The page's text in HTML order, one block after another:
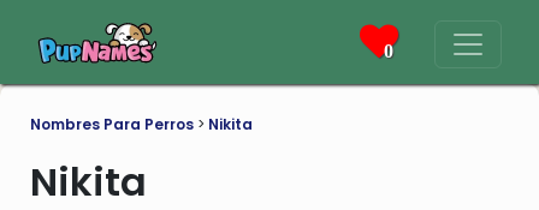
0
Nombres Para Perros > Nikita
Nikita